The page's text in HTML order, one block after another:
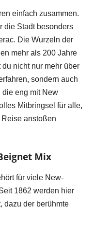
einfach zusammen.
die Stadt besonders
Die Wurzeln der
mehr als 200 Jahre
nicht nur mehr über
sondern auch
die eng mit New
Mitbringsel für alle,
anstoßen
Mix
für viele New-
1862 werden hier
dazu der berühmte